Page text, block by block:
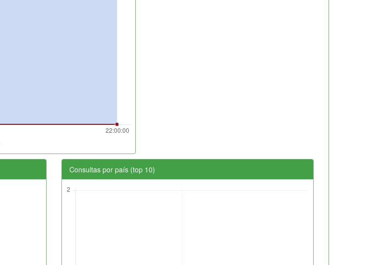
Consultas por país (top 10)